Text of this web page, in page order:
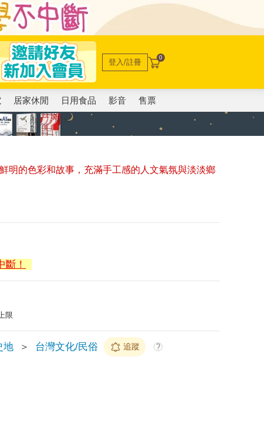
登入/註冊 0
居家休閒 日用食品 影音 售票
明的色彩和故事，充滿手工感的人文氣氛與淡淡鄉
斷！
限
地 ＞ 台灣文化/民俗 追蹤 ?